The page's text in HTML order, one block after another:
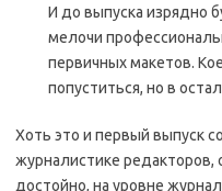
И до выпуска изрядно
мелочи
первичных макетов.
попуститься, но в
Хоть это и первый выпуск
журналистике редакторов,
достойно, на уровне